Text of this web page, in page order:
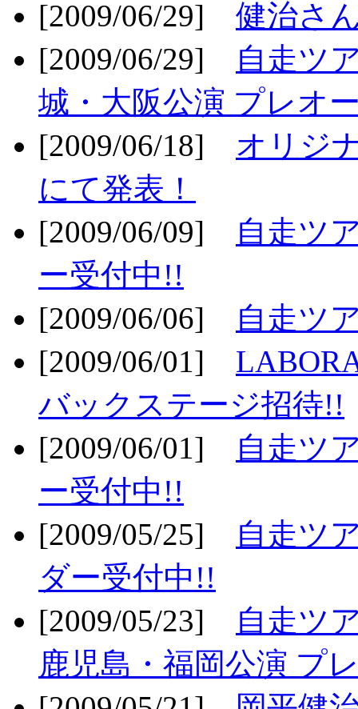
[2009/06/29] 健治さ
[2009/06/29]
自走ツ
城・大阪公演 プレオ
[2009/06/18] オリジ
にて発表！
[2009/06/09]
自走ツ
ー受付中!!
[2009/06/06]
自走ツ
[2009/06/01]
バックステージ招待!!
[2009/06/01]
自走ツ
ー受付中!!
[2009/05/25]
自走ツ
ダー受付中!!
[2009/05/23]
自走ツ
鹿児島・福岡公演 プ